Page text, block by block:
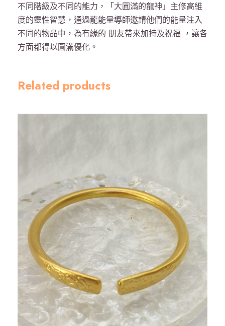
紅
珠
+
透
)
量
不同階級及不同的能力，「大圓滿的龍神」主修高維
度的靈性智慧，通過龍能量導師邀請他們的能量注入
不同的物品中，為有緣的 朋友帶來加持及祝福 ，讓各
方面都得以圓滿優化。
Related products